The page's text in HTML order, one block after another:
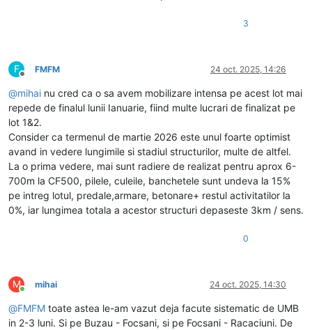
3
F
Deconectat
FMFM 24 oct. 2025, 14:26
@mihai nu cred ca o sa avem mobilizare intensa pe acest lot mai
repede de finalul lunii Ianuarie, fiind multe lucrari de finalizat pe
lot 1&2.
Consider ca termenul de martie 2026 este unul foarte optimist
avand in vedere lungimile si stadiul structurilor, multe de altfel.
La o prima vedere, mai sunt radiere de realizat pentru aprox 6-
700m la CF500, pilele, culeile, banchetele sunt undeva la 15%
pe intreg lotul, predale,armare, betonare+ restul activitatilor la
0%, iar lungimea totala a acestor structuri depaseste 3km / sens.
0
M
Conectat
mihai 24 oct. 2025, 14:30
@FMFM toate astea le-am vazut deja facute sistematic de UMB
in 2-3 luni. Si pe Buzau - Focsani, si pe Focsani - Racaciuni. De